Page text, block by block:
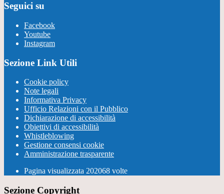
Seguici su
Facebook
Youtube
Instagram
Sezione Link Utili
Cookie policy
Note legali
Informativa Privacy
Ufficio Relazioni con il Pubblico
Dichiarazione di accessibilità
Obiettivi di accessibilità
Whistleblowing
Gestione consensi cookie
Amministrazione trasparente
Pagina visualizzata 202068 volte
Sezione Copyright